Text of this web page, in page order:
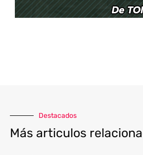
Destacados
Más articulos